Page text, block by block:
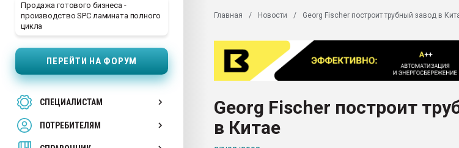
Продажа готового бизнеса -
производство SPC ламината полного
цикла
ПЕРЕЙТИ НА ФОРУМ
СПЕЦИАЛИСТАМ
ПОТРЕБИТЕЛЯМ
28.07.2026 "Технониколь" довольна
Всё, что касается выдува ПЭТ
Материал поверхности пуансона для
Продам отходы Композиция
поликарбоната и АБС-пластика
Armaloy PC/ABS-1IM черный цвет
Главная Новости Georg Fischer построит трубный завод в
Georg Fischer построит
в Китае